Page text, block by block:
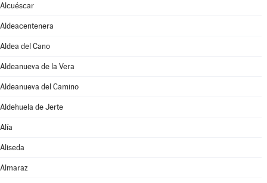
Alcuéscar
Aldeacentenera
Aldea del Cano
Aldeanueva de la Vera
Aldeanueva del Camino
Aldehuela de Jerte
Alía
Aliseda
Almaraz